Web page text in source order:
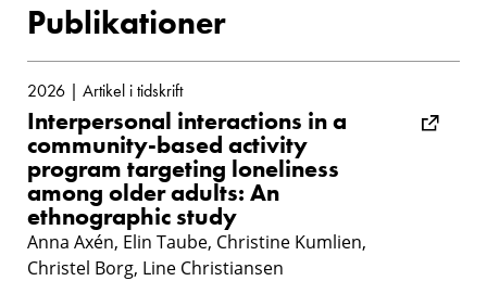
Publikationer
2026 | Artikel i tidskrift
Interpersonal interactions in a
community-based activity
program targeting loneliness
among older adults: An
ethnographic study
Anna Axén, Elin Taube, Christine Kumlien,
Christel Borg, Line Christiansen